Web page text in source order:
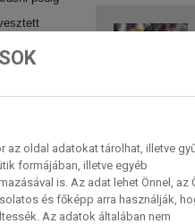
a
szünet
az oldal adatokat tárolhat, illetve
formájában, illetve egyéb
is. Az adat lehet Önnel, az
és főképp arra használják,
Az adatok általában nem